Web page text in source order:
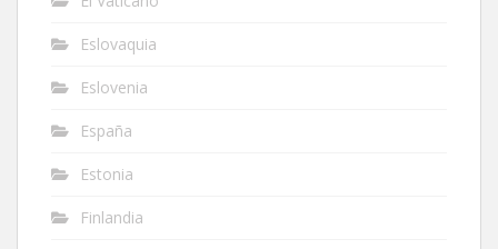
Eslovaquia
Eslovenia
España
Estonia
Finlandia